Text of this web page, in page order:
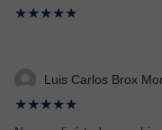
★★★★★
Luis Carlos Brox
★★★★★